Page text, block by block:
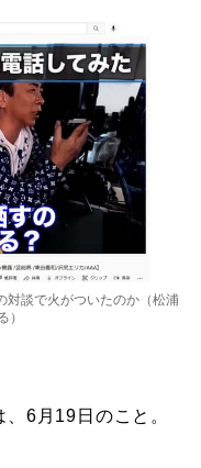
対談で火がついたのか（松浦
）
6月19日のこと。